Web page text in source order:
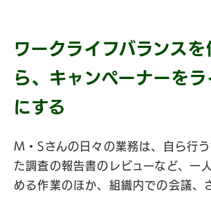
ワークライフバランスを
ら、キャンペーナーを
にする
M・Sさんの日々の業務は、自ら行
た調査の報告書のレビューなど、一
める作業のほか、組織内での会議、